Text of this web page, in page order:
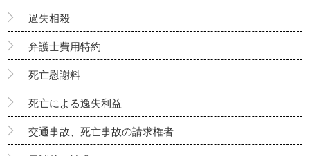
過失相殺
弁護士費用特約
死亡慰謝料
死亡による逸失利益
交通事故、死亡事故の請求権者